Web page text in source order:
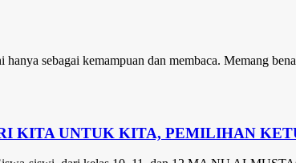
hanya sebagai kemampuan dan membaca. Memang
KITA UNTUK KITA, PEMILIHAN